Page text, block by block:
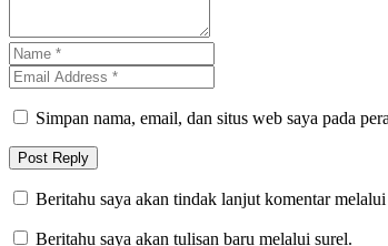
Simpan nama, email, dan situs web saya pada
Beritahu saya akan tindak lanjut komentar melalui
Beritahu saya akan tulisan baru melalui surel.